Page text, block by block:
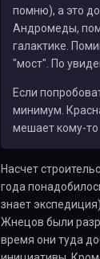
помню), а это
Андромеды,
галактике.
"мост". По
Если
минимум.
мешает кому-то
Насчет
года
знает
Жнецов были
время они туда